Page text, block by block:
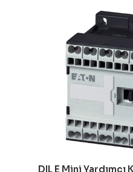
DIL E Mini